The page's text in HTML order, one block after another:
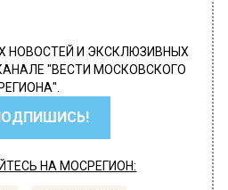
НОВОСТЕЙ И ЭКСКЛЮЗИВНЫХ
"ВЕСТИ МОСКОВСКОГО
РЕГИОНА".
НА МОСРЕГИОН: